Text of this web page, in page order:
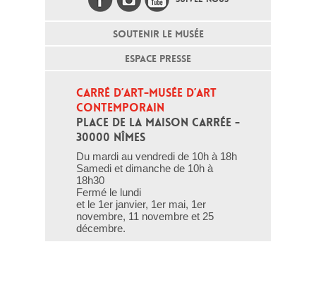
SOUTENIR LE MUSÉE
ESPACE PRESSE
CARRÉ D’ART-MUSÉE D’ART
CONTEMPORAIN
PLACE DE LA MAISON CARRÉE -
30000 NÎMES
Du mardi au vendredi de 10h à 18h
Samedi et dimanche de 10h à
18h30
Fermé le lundi
et le 1er janvier, 1er mai, 1er
novembre, 11 novembre et 25
décembre.